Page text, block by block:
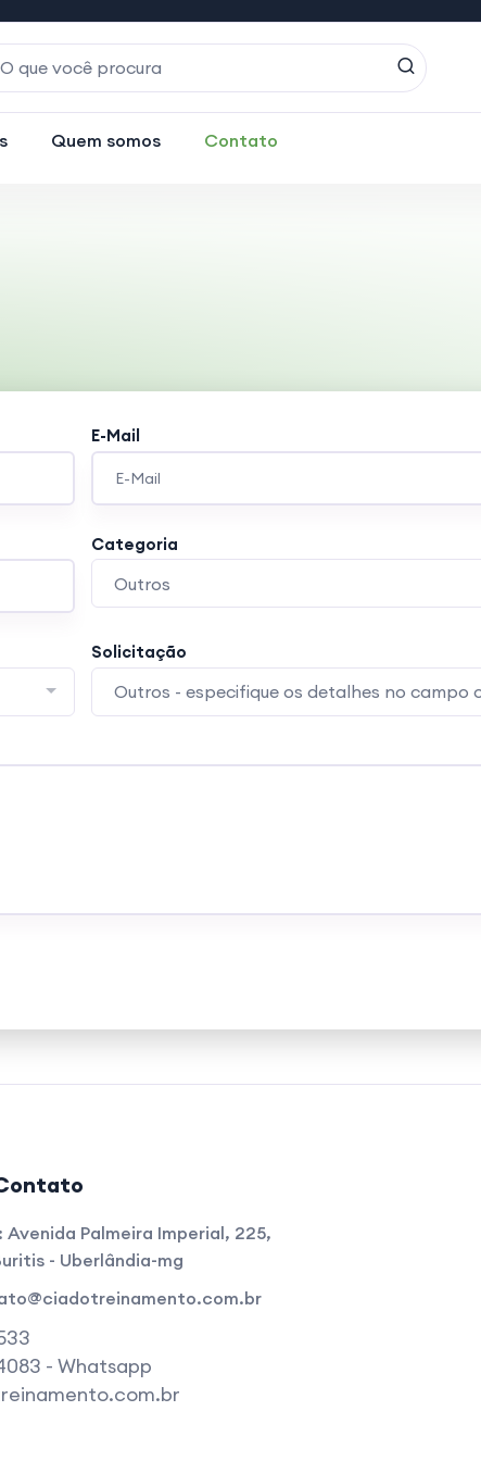
Quem somos Contato
E-Mail
Categoria
Outros
Solicitação
Outros - especifique os detalhes no campo
Avenida Palmeira Imperial, 225,
- Uberlândia-mg
- Whatsapp